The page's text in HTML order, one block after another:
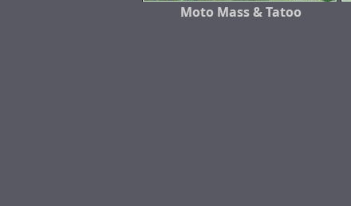
Moto Mass & Tatoo